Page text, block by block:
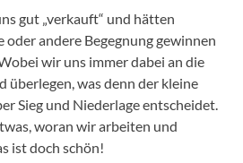
gut „verkauft“ und hätten
oder andere Begegnung gewinnen
wir uns immer dabei an die
überlegen, was denn der kleine
Sieg und Niederlage entscheidet.
woran wir arbeiten und
ist doch schön!